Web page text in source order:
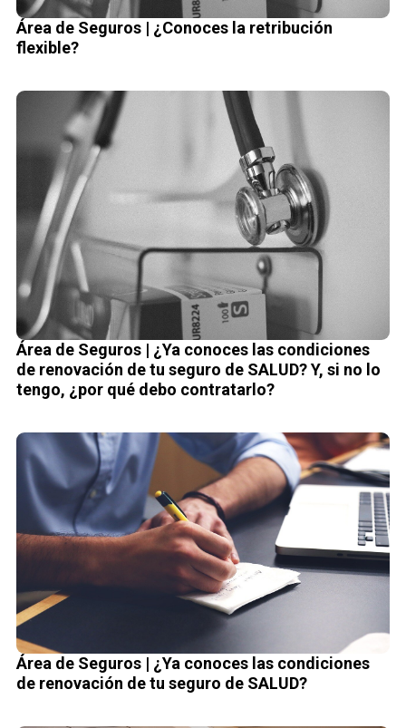
Área de Seguros | ¿Conoces la retribución
flexible?
Área de Seguros | ¿Ya conoces las condiciones
de renovación de tu seguro de SALUD? Y, si no lo
tengo, ¿por qué debo contratarlo?
Área de Seguros | ¿Ya conoces las condiciones
de renovación de tu seguro de SALUD?